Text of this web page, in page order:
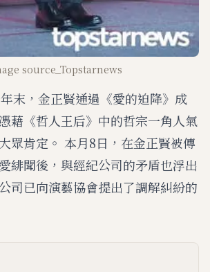
source_Topstarnews
末，金正賢通過《愛的迫降》成
藉《哲人王后》中的哲宗一角人氣
眾肯定。 本月8日，在金正賢被傳
緋聞後，與經紀公司的矛盾也浮出
司已向演藝協會提出了調解糾紛的